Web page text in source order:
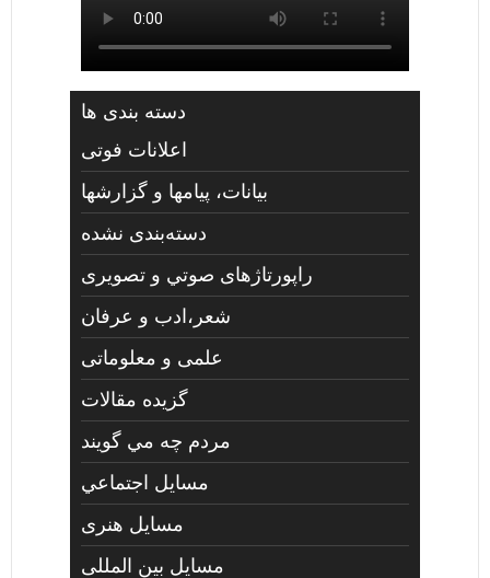
دسته بندی ها
اعلانات فوتی
بیانات، پیامها و گزارشها
دسته‌بندی نشده
راپورتاژهای صوتي و تصويری
شعر،ادب و عرفان
علمی و معلوماتی
گزیده مقالات
مردم چه مي گويند
مسايل اجتماعي
مسايل هنری
مسایل بین المللی